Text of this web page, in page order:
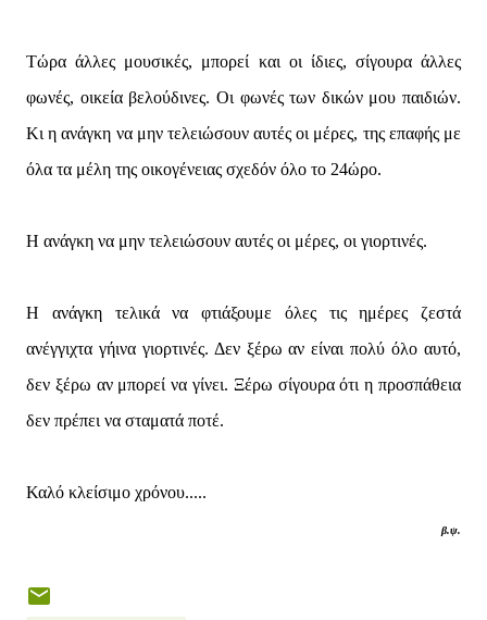
Τώρα άλλες μουσικές, μπορεί και οι ίδιες, σίγουρα άλλες
φωνές, οικεία βελούδινες. Οι φωνές των δικών μου παιδιών.
Κι η ανάγκη να μην τελειώσουν αυτές οι μέρες, της επαφής με
όλα τα μέλη της οικογένειας σχεδόν όλο το 24ώρο.
Η ανάγκη να μην τελειώσουν αυτές οι μέρες, οι γιορτινές.
Η ανάγκη τελικά να φτιάξουμε όλες τις ημέρες ζεστά
ανέγγιχτα γήινα γιορτινές. Δεν ξέρω αν είναι πολύ όλο αυτό,
δεν ξέρω αν μπορεί να γίνει. Ξέρω σίγουρα ότι η προσπάθεια
δεν πρέπει να σταματά ποτέ.
Καλό κλείσιμο χρόνου.....
β.ψ.